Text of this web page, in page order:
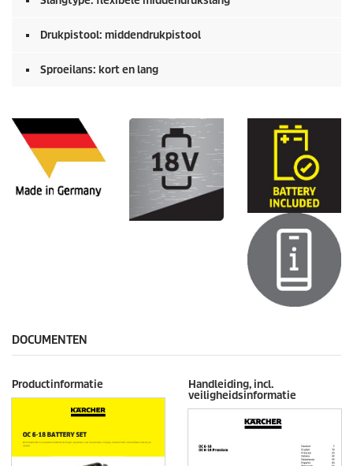
Drukpistool: middendrukpistool
Sproeilans: kort en lang
DOCUMENTEN
Productinformatie
Handleiding, incl.
veiligheidsinformatie